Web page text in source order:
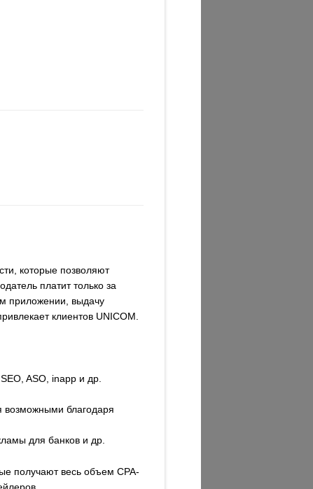
которые позволяют
платит только за
приложении, выдачу
клиентов UNICOM.
ASO, inapp и др.
возможными благодаря
для банков и др.
получают весь объем CPA-